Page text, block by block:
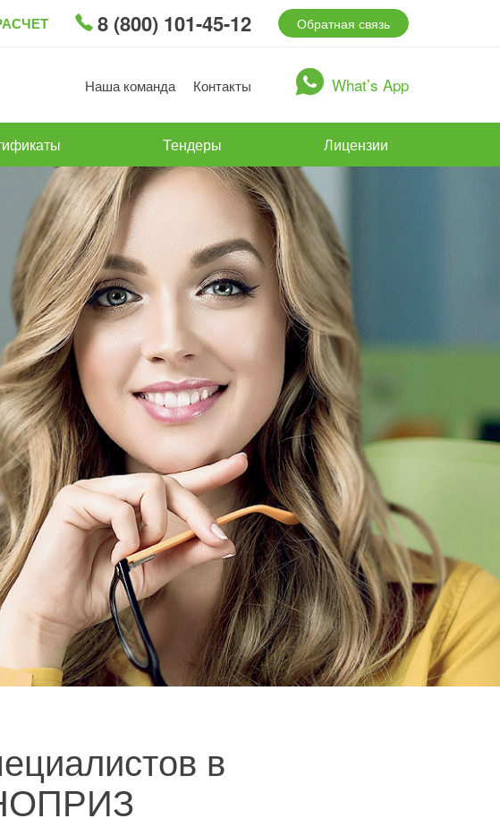
8 (800) 101-45-12 Обратная связь
Наша команда Контакты What’s App
Тендеры Лицензии
в